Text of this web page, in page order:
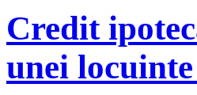
Credit
unei